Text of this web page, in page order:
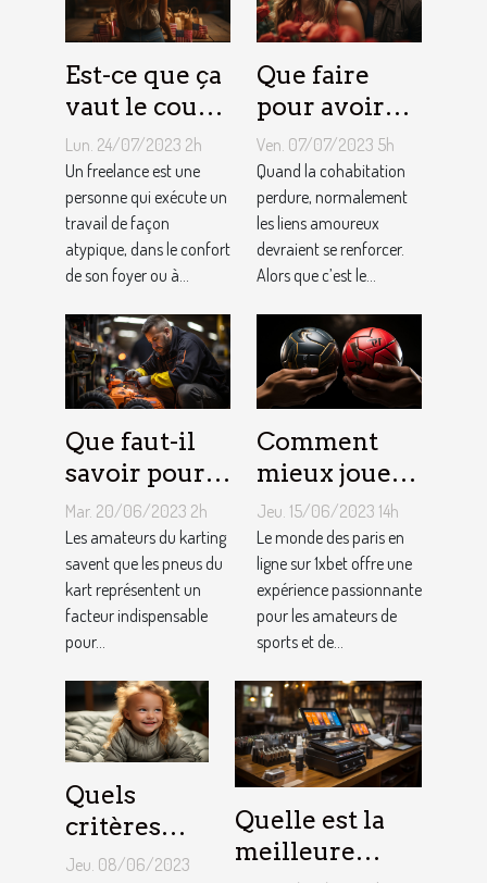
Est-ce que ça
vaut le coup
de devenir
indépendant
?
Lun. 24/07/2023 2h
Un freelance est une
personne qui exécute un
travail de façon
atypique, dans le confort
de son foyer ou à...
Que faire
pour avoir
toujours la
vie rose en
couple ?
Ven. 07/07/2023 5h
Quand la cohabitation
perdure, normalement
les liens amoureux
devraient se renforcer.
Alors que c’est le...
Que faut-il
savoir pour
un meilleur
ajustement
de la
pression des
pneus de
Kart ?
Mar. 20/06/2023 2h
Les amateurs du karting
savent que les pneus du
kart représentent un
facteur indispensable
pour...
Comment
mieux jouer
pour gagner
au jeu
1XBET ?
Jeu. 15/06/2023 14h
Le monde des paris en
ligne sur 1xbet offre une
expérience passionnante
pour les amateurs de
sports et de...
Quels
critères
pour
Jeu. 08/06/2023
Quelle est la
meilleure